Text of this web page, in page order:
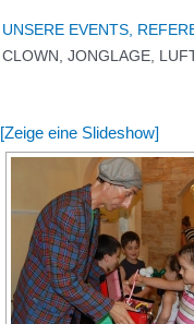
UNSERE EVENTS,
CLOWN, JONGLAGE,
[Zeige eine Slideshow]